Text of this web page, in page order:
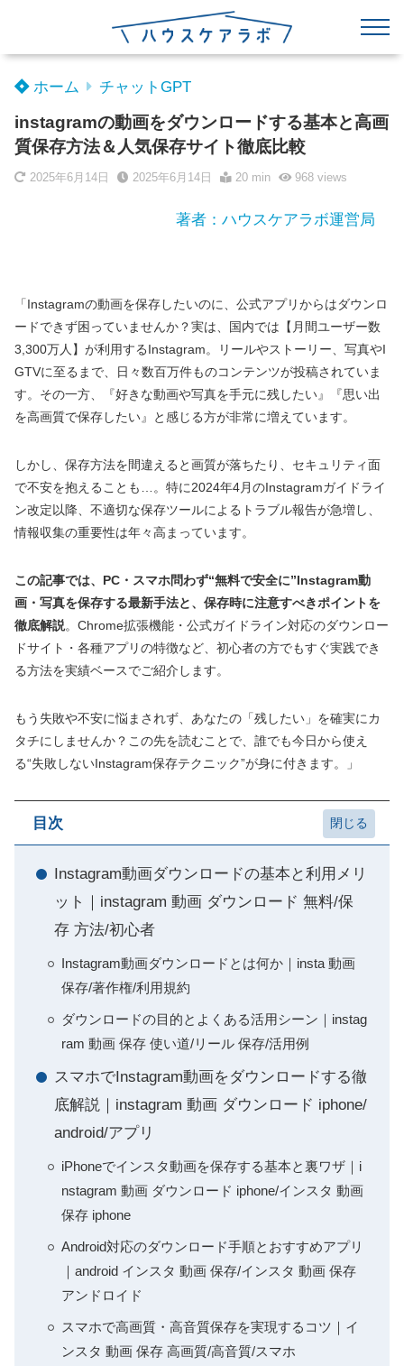
ホーム チャットGPT
instagramの動画をダウンロードする基本と高画
質保存方法＆人気保存サイト徹底比較
2025年6月14日 2025年6月14日 20 min 968views
著者：ハウスケアラボ運営局
「Instagramの動画を保存したいのに、公式アプリからはダウンロ
ードできず困っていませんか？実は、国内では【月間ユーザー数
3,300万人】が利用するInstagram。リールやストーリー、写真やI
GTVに至るまで、日々数百万件ものコンテンツが投稿されていま
す。その一方、『好きな動画や写真を手元に残したい』『思い出
を高画質で保存したい』と感じる方が非常に増えています。
しかし、保存方法を間違えると画質が落ちたり、セキュリティ面
で不安を抱えることも…。特に2024年4月のInstagramガイドライ
ン改定以降、不適切な保存ツールによるトラブル報告が急増し、
情報収集の重要性は年々高まっています。
この記事では、PC・スマホ問わず“無料で安全に”Instagram動
画・写真を保存する最新手法と、保存時に注意すべきポイントを
徹底解説。Chrome拡張機能・公式ガイドライン対応のダウンロー
ドサイト・各種アプリの特徴など、初心者の方でもすぐ実践でき
る方法を実績ベースでご紹介します。
もう失敗や不安に悩まされず、あなたの「残したい」を確実にカ
タチにしませんか？この先を読むことで、誰でも今日から使え
る“失敗しないInstagram保存テクニック”が身に付きます。」
目次
Instagram動画ダウンロードの基本と利用メリ
ット｜instagram 動画 ダウンロード 無料/保
存 方法/初心者
Instagram動画ダウンロードとは何か｜insta 動画
保存/著作権/利用規約
ダウンロードの目的とよくある活用シーン｜instag
ram 動画 保存 使い道/リール 保存/活用例
スマホでInstagram動画をダウンロードする徹
底解説｜instagram 動画 ダウンロード iphone/
android/アプリ
iPhoneでインスタ動画を保存する基本と裏ワザ｜i
nstagram 動画 ダウンロード iphone/インスタ 動画
保存 iphone
Android対応のダウンロード手順とおすすめアプリ
｜android インスタ 動画 保存/インスタ 動画 保存
アンドロイド
スマホで高画質・高音質保存を実現するコツ｜イ
ンスタ 動画 保存 高画質/高音質/スマホ